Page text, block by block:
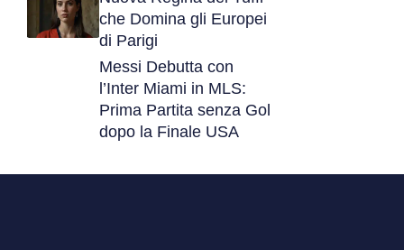
che Domina gli Europei
di Parigi
Messi Debutta con
l’Inter Miami in MLS:
Prima Partita senza Gol
dopo la Finale USA